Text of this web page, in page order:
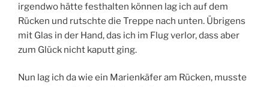
irgendwo hätte festhalten können lag ich auf dem
Rücken und rutschte die Treppe nach unten. Übrigens
mit Glas in der Hand, das ich im Flug verlor, dass aber
zum Glück nicht kaputt ging.
Nun lag ich da wie ein Marienkäfer am Rücken, musste